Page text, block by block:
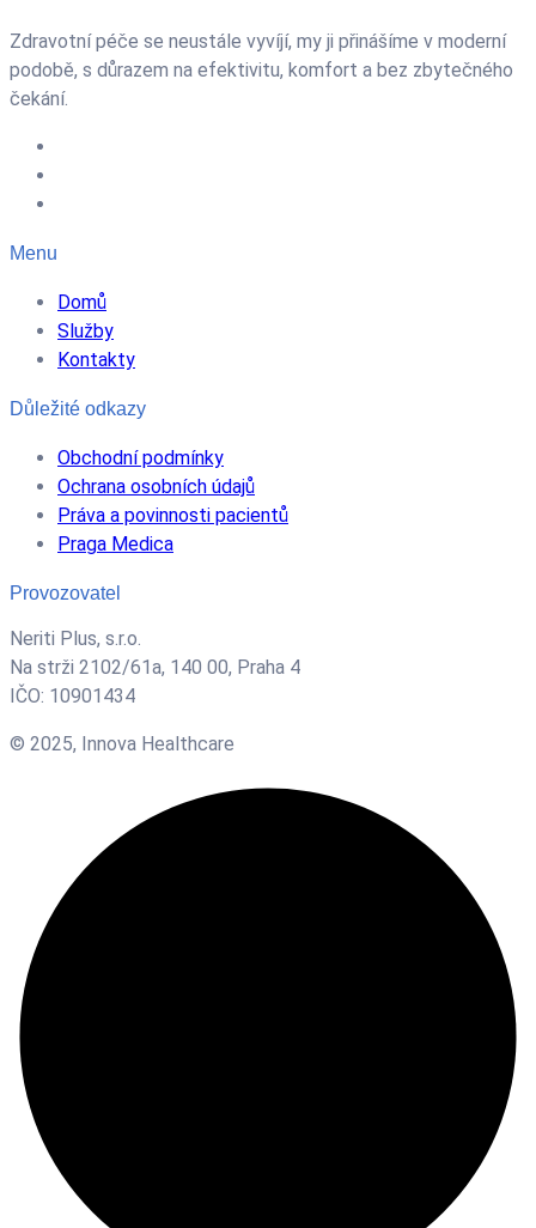
Zdravotní péče se neustále vyvíjí, my ji přinášíme v moderní
podobě, s důrazem na efektivitu, komfort a bez zbytečného
čekání.
Menu
Domů
Služby
Kontakty
Důležité odkazy
Obchodní podmínky
Ochrana osobních údajů
Práva a povinnosti pacientů
Praga Medica
Provozovatel
Neriti Plus, s.r.o.
Na strži 2102/61a, 140 00, Praha 4
IČO: 10901434
© 2025, Innova Healthcare